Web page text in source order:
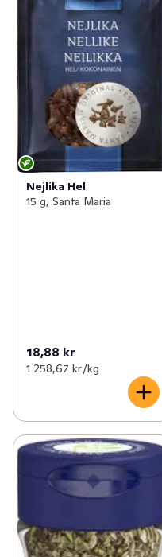
Nejlika Hel
15 g, Santa Maria
18,88 kr
1 258,67 kr /kg